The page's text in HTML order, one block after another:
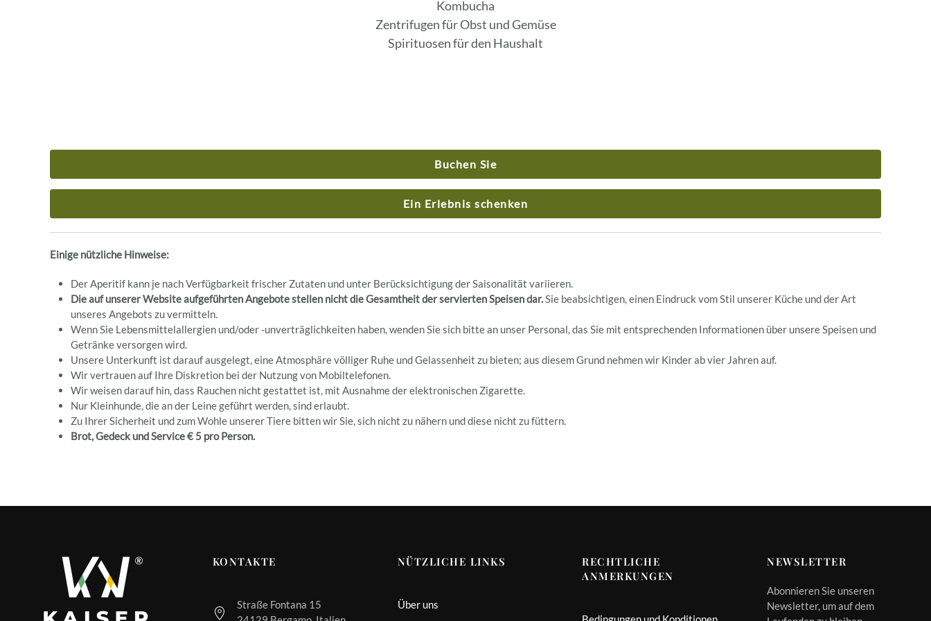
Kombucha
Zentrifugen für Obst und Gemüse
Spirituosen für den Haushalt
Buchen Sie
Ein Erlebnis schenken
Einige nützliche Hinweise:
Der Aperitif kann je nach Verfügbarkeit frischer Zutaten und unter Berücksichtigung der Saisonalität variieren.
Die auf unserer Website aufgeführten Angebote stellen nicht die Gesamtheit der servierten Speisen dar.Sie beabsichtigen, einen Eindruck vom Stil unserer Küche und der Art
unseres Angebots zu vermitteln.
Wenn Sie Lebensmittelallergien und/oder -unverträglichkeiten haben, wenden Sie sich bitte an unser Personal, das Sie mit entsprechenden Informationen über unsere Speisen und
Getränke versorgen wird.
Unsere Unterkunft ist darauf ausgelegt, eine Atmosphäre völliger Ruhe und Gelassenheit zu bieten; aus diesem Grund nehmen wir Kinder ab vier Jahren auf.
Wir vertrauen auf Ihre Diskretion bei der Nutzung von Mobiltelefonen.
Wir weisen darauf hin, dass Rauchen nicht gestattet ist, mit Ausnahme der elektronischen Zigarette.
Nur Kleinhunde, die an der Leine geführt werden, sind erlaubt.
Zu Ihrer Sicherheit und zum Wohle unserer Tiere bitten wir Sie, sich nicht zu nähern und diese nicht zu füttern.
Brot, Gedeck und Service € 5 pro Person.
KONTAKTE
Straße Fontana 15
NÜTZLICHE LINKS
Über uns
RECHTLICHE
ANMERKUNGEN
NEWSLETTER
Abonnieren Sie unseren
Newsletter, um auf dem